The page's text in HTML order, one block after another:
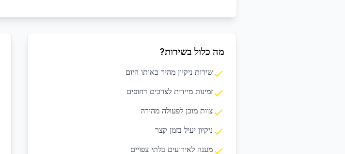
מה כלול בשירות?
שירות ניקיון מהיר באותו היום
זמינות מיידית לצרכים דחופים
צוות מוכן לפעולה מהירה
ניקיון יעיל בזמן קצר
מענה לאירועים בלתי צפויים